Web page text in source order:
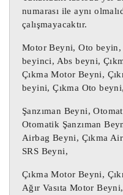
A1729014000 Abs
C-180 Abs Beyni,
Benz GLK-CLASS
W204 Abs Beyni,
C250 Abs Beyni,
SLK 250 Abs
GLK 350 Abs
A1729014000,
A1724313712,
A1729014000 Abs
numarası ile aynı
çalışmayacaktır.
Motor Beyni, Oto
beyinci, Abs beyni,
Çıkma Motor Beyni,
beyini, Çıkma Oto
Şanzıman Beyni,
Otomatik Şanzıman
Airbag Beyni, Çıkma
SRS Beyni,
Çıkma Motor Beyni,
Ağır Vasıta Motor